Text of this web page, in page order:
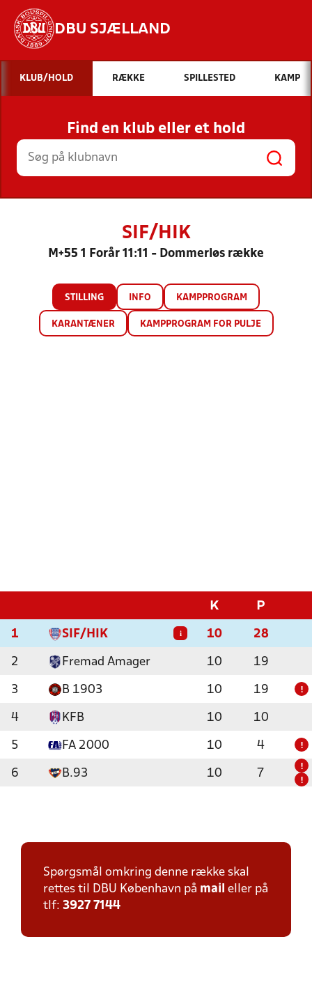
DBU SJÆLLAND
Hvad vil du søge efter?
INDHOLD OG NYHEDER
STILLINGER, RESULTATER, KLUBBER OG
HOLD
KLUB/HOLD RÆKKE SPILLESTED KAMP
Find en klub eller et hold
SIF/HIK
M+55 1 Forår 11:11 - Dommerløs række
STILLING INFO KAMPPROGRAM
KARANTÆNER KAMPPROGRAM FOR PULJE
K P
1 SIF/HIK i 10 28
2 Fremad Amager 10 19
3 B 1903 10 19 !
4 KFB 10 10
5 FA 2000 10 4 !
6 B.93 10 7
!
!
Spørgsmål omkring denne række skal
rettes til DBU København på mail eller på
tlf: 3927 7144